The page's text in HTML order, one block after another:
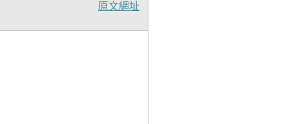
原文網址